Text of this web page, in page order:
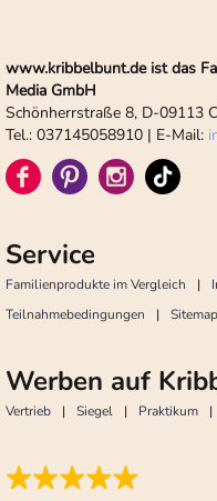
www.kribbelbunt.de ist das
Media GmbH
Schönherrstraße 8, D-09113
Tel.: 037145058910 | E-Mail:
Service
Familienprodukte im Vergleich
Teilnahmebedingungen
Sitemap
Werben auf
Vertrieb Siegel Praktikum